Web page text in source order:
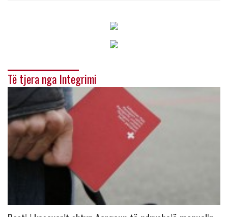
Të tjera nga Integrimi